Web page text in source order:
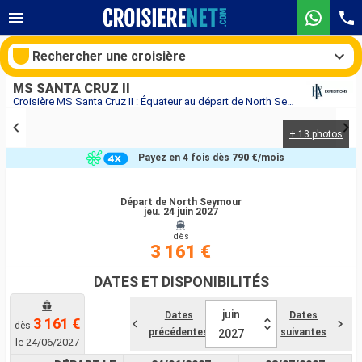
Croisière MS Santa Cruz II : Équateur au départ de North Seymour
MS SANTA CRUZ II
+ 13 photos
Départ de North Seymour
jeu. 24 juin 2027
dès
3 161 €
Payez en 4 fois dès 790 €/mois
DATES ET DISPONIBILITÉS
dès 3 161 €
le 24/06/2027
Dates
précédentes
juin
2027
Dates
suivantes
Rechercher une croisière
Nos destinations
Compagnies
Rechercher